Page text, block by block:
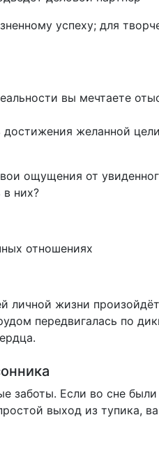
успеху; для
вы мечтаете
желанной
ощущения от
них?
отношениях
личной жизни
передвигалась по
заботы. Если во сне
выход из тупика,